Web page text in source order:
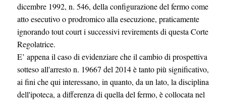
dicembre 1992, n. 546, della configurazione del fermo come
atto esecutivo o prodromico alla esecuzione, praticamente
ignorando tout court i successivi revirements di questa Corte
Regolatrice.
E’ appena il caso di evidenziare che il cambio di prospettiva
sotteso all'arresto n. 19667 del 2014 è tanto più significativo,
ai fini che qui interessano, in quanto, da un lato, la disciplina
dell'ipoteca, a differenza di quella del fermo, è collocata nel